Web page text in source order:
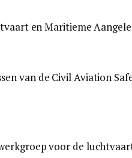
en Maritieme
van de Civil Aviation
voor de